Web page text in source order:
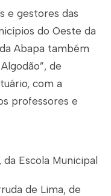
e gestores das
do Oeste da
Abapa também
de
com a
professores e
Escola Municipal
de Lima, de